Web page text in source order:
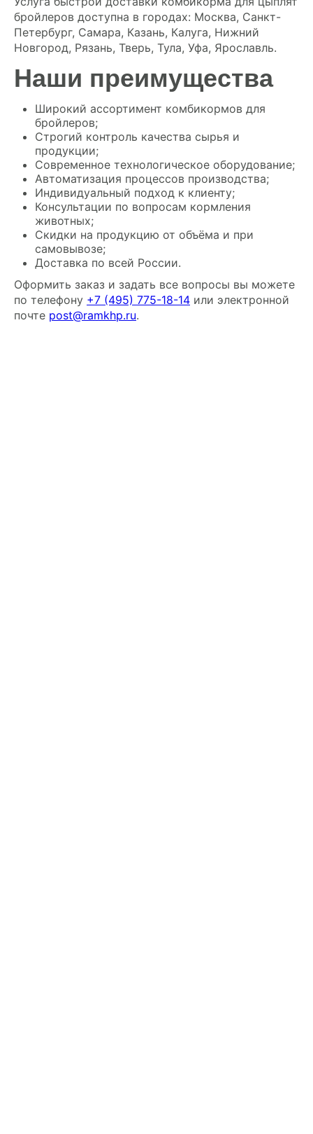
бройлеров доступна в городах: Москва, Санкт-
Петербург, Самара, Казань, Калуга, Нижний
Новгород, Рязань, Тверь, Тула, Уфа, Ярославль.
Наши преимущества
Широкий ассортимент комбикормов для
бройлеров;
Строгий контроль качества сырья и
продукции;
Современное технологическое оборудование;
Автоматизация процессов производства;
Индивидуальный подход к клиенту;
Консультации по вопросам кормления
животных;
Скидки на продукцию от объёма и при
самовывозе;
Доставка по всей России.
Оформить заказ и задать все вопросы вы можете
по телефону +7 (495) 775-18-14 или электронной
почте post@ramkhp.ru.